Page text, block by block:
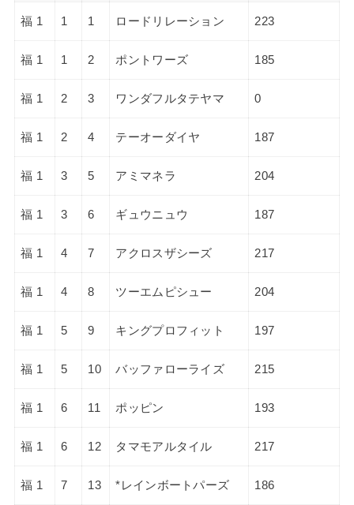
福 1 1 1 ロードリレーション 223
福 1 1 2 ポントワーズ 185
福 1 2 3 ワンダフルタテヤマ 0
福 1 2 4 テーオーダイヤ 187
福 1 3 5 アミマネラ 204
福 1 3 6 ギュウニュウ 187
福 1 4 7 アクロスザシーズ 217
福 1 4 8 ツーエムピシュー 204
福 1 5 9 キングプロフィット 197
福 1 5 10 バッファローライズ 215
福 1 6 11 ポッピン 193
福 1 6 12 タマモアルタイル 217
福 1 7 13 *レインボートパーズ 186